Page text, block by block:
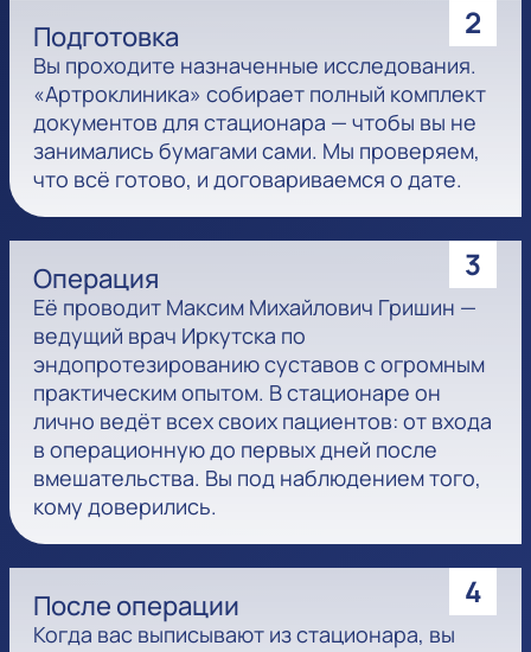
2
Подготовка
Вы проходите назначенные исследования.
«Артроклиника» собирает полный комплект
документов для стационара — чтобы вы не
занимались бумагами сами. Мы проверяем,
что всё готово, и договариваемся о дате.
3
Операция
Её проводит Максим Михайлович Гришин —
ведущий врач Иркутска по
эндопротезированию суставов с огромным
практическим опытом. В стационаре он
лично ведёт всех своих пациентов: от входа
в операционную до первых дней после
вмешательства. Вы под наблюдением того,
кому доверились.
4
После операции
Когда вас выписывают из стационара, вы